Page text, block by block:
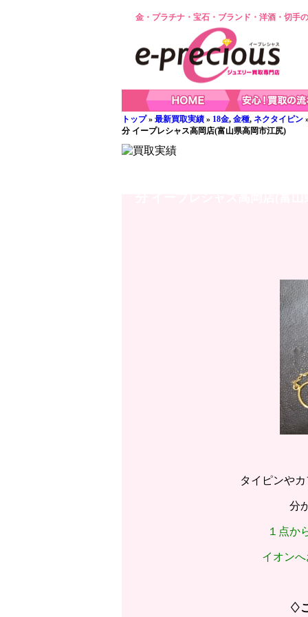
金・プラチナ・宝石・ブランド・洋酒・切手
トップ» 最新買取実績 » 18金, 金種, ネクタイピン
分 イープレシャス高岡店(富山県高岡市江尻)
タイピンや
分
１点か
イオン
♢